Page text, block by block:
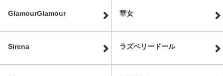
GlamourGlamour 華女
Sirena ラズベリードール